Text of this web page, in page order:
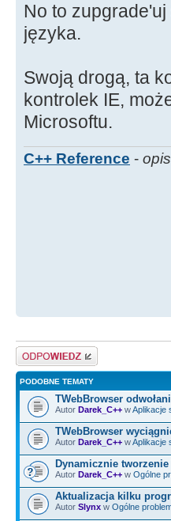
No to
języka.
Swoją drogą, ta
kontrolek IE,
Microsoftu.
C++ Reference -
Odpowiedz
PODOBNE TEMATY
TWebBrowser
Autor Darek_C++ wAplikacje
TWebBrowser
Autor Darek_C++ wAplikacje
Dynamicznie
Autor Darek_C++ w Ogólne
Aktualizacja kilku
Autor Slynx w Ogólne